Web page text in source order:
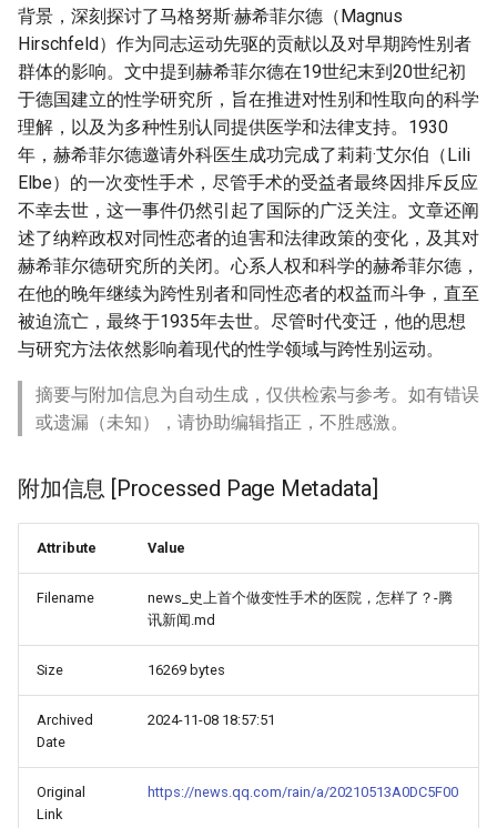
背景，深刻探讨了马格努斯·赫希菲尔德（Magnus
Hirschfeld）作为同志运动先驱的贡献以及对早期跨性别者
群体的影响。文中提到赫希菲尔德在19世纪末到20世纪初
于德国建立的性学研究所，旨在推进对性别和性取向的科学
理解，以及为多种性别认同提供医学和法律支持。1930
年，赫希菲尔德邀请外科医生成功完成了莉莉·艾尔伯（Lili
Elbe）的一次变性手术，尽管手术的受益者最终因排斥反应
不幸去世，这一事件仍然引起了国际的广泛关注。文章还阐
述了纳粹政权对同性恋者的迫害和法律政策的变化，及其对
赫希菲尔德研究所的关闭。心系人权和科学的赫希菲尔德，
在他的晚年继续为跨性别者和同性恋者的权益而斗争，直至
被迫流亡，最终于1935年去世。尽管时代变迁，他的思想
与研究方法依然影响着现代的性学领域与跨性别运动。
摘要与附加信息为自动生成，仅供检索与参考。如有错误
或遗漏（未知），请协助编辑指正，不胜感激。
附加信息 [Processed Page Metadata]
Attribute Value
Filename
news_史上首个做变性手术的医院，怎样了？-腾
讯新闻.md
Size 16269 bytes
Archived
Date
2024-11-08 18:57:51
Original
Link
https://news.qq.com/rain/a/20210513A0DC5F00